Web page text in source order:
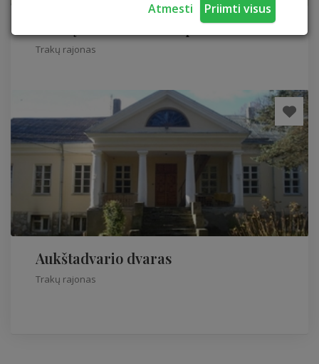
Atmesti Priimti visus
Trakų Vokės dvaras ir parkas
Trakų rajonas
Aukštadvario dvaras
Trakų rajonas